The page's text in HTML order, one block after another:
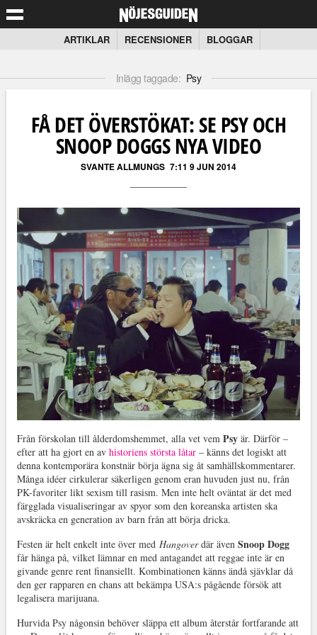
ARTIKLAR RECENSIONER BLOGGAR
Inlägg taggade: Psy
FÅ DET ÖVERSTÖKAT: SE PSY OCH
SNOOP DOGGS NYA VIDEO
SVANTE ALLMUNGS 7:11 9 JUN 2014
Från förskolan till ålderdomshemmet, alla vet vem Psyär. Därför –
efter att ha gjort en av historiens största låtar– känns det logiskt att
denna kontemporära konstnär börja ägna sig åt samhällskommentarer.
Många idéer cirkulerar säkerligen genom eran huvuden just nu, från
PK-favoriter likt sexism till rasism. Men inte helt oväntat är det med
färgglada visualiseringar av spyor som den koreanska artisten ska
avskräcka en generation av barn från att börja dricka.
Festen är helt enkelt inte över med Hangoverdär även Snoop Dogg
får hänga på, vilket lämnar en med antagandet att reggae inte är en
givande genre rent finansiellt. Kombinationen känns ändå sjävklar då
den ger rapparen en chans att bekämpa USA:s pågående försök att
legalisera marijuana.
Hurvida Psy någonsin behöver släppa ett album återstår fortfarande att